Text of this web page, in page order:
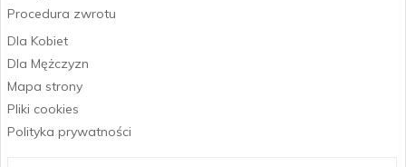
Procedura zwrotu
Dla Kobiet
Dla Mężczyzn
Mapa strony
Pliki cookies
Polityka prywatności